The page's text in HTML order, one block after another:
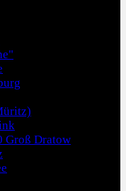
Groß Dratow